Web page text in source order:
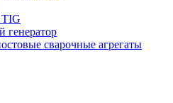
TIG
генератор
сварочные агрегаты